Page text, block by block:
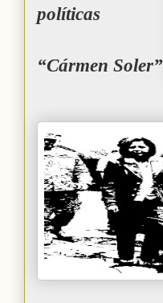
políticas
“Cármen Soler”